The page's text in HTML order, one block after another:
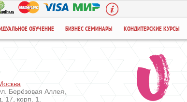
ОБУЧЕНИЕ БИЗНЕС СЕМИНАРЫ КОНДИТЕРСКИЕ КУРСЫ
Берёзовая Аллея,
17, корп. 1.